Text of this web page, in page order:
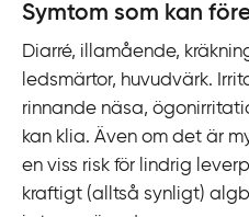
Symtom som kan
Diarré, illamående,
ledsmärtor, huvudvärk.
rinnande näsa,
kan klia. Även om det är
en viss risk för lindrig
kraftigt (alltså synligt)